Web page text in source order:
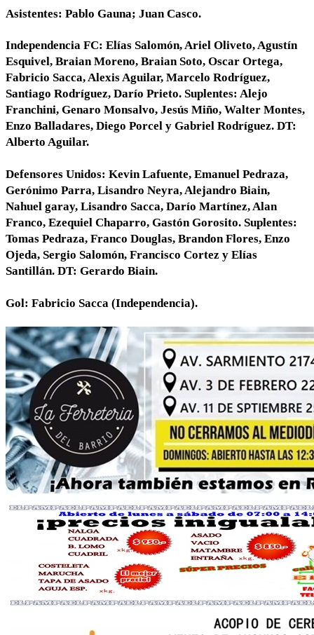
Asistentes: Pablo Gauna; Juan Casco.
Independencia FC: Elías Salomón, Ariel Oliveto, Agustín
Esquivel, Braian Moreno, Braian Soto, Oscar Ortega,
Fabricio Sacca, Alexis Aguilar, Marcelo Rodríguez,
Santiago Rodríguez, Darío Prieto. Suplentes: Alejo
Franchini, Genaro Monsalvo, Jesús Miño, Walter Montes,
Enzo Balladares, Diego Porcel y Gabriel Rodríguez. DT:
Alberto Aguilar.
Defensores Unidos: Kevin Lafuente, Emanuel Pedraza,
Gerónimo Parra, Lisandro Neyra, Alejandro Biain,
Nahuel garay, Lisandro Sacca, Darío Martínez, Alan
Franco, Ezequiel Chaparro, Gastón Gorosito. Suplentes:
Tomas Pedraza, Franco Douglas, Brandon Flores, Enzo
Ojeda, Sergio Salomón, Francisco Cortez y Elías
Santillán. DT: Gerardo Biain.
Gol: Fabricio Sacca (Independencia).